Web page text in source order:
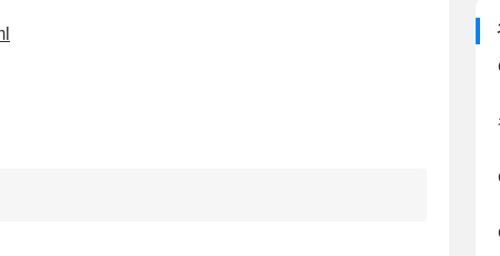
89.0.4389.90_chrome_installer.exe
新组件）64位